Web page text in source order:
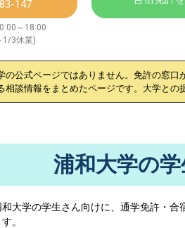
147
～18:00
1/3休業)
の公式ページではありません。免許の窓口
相談情報をまとめたページです。大学と
浦和大学の
和大学の学生さん向けに、通学免許・合
。